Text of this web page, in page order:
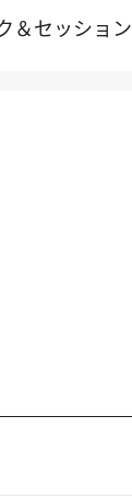
＆セッション